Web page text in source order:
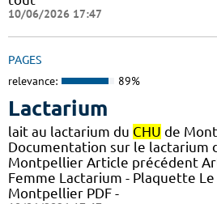
10/06/2026 17:47
PAGES
relevance: 89%
Lactarium
lait au lactarium du CHU de
Documentation sur le lactarium
Montpellier Article précédent
Femme Lactarium - Plaquette
Montpellier PDF -